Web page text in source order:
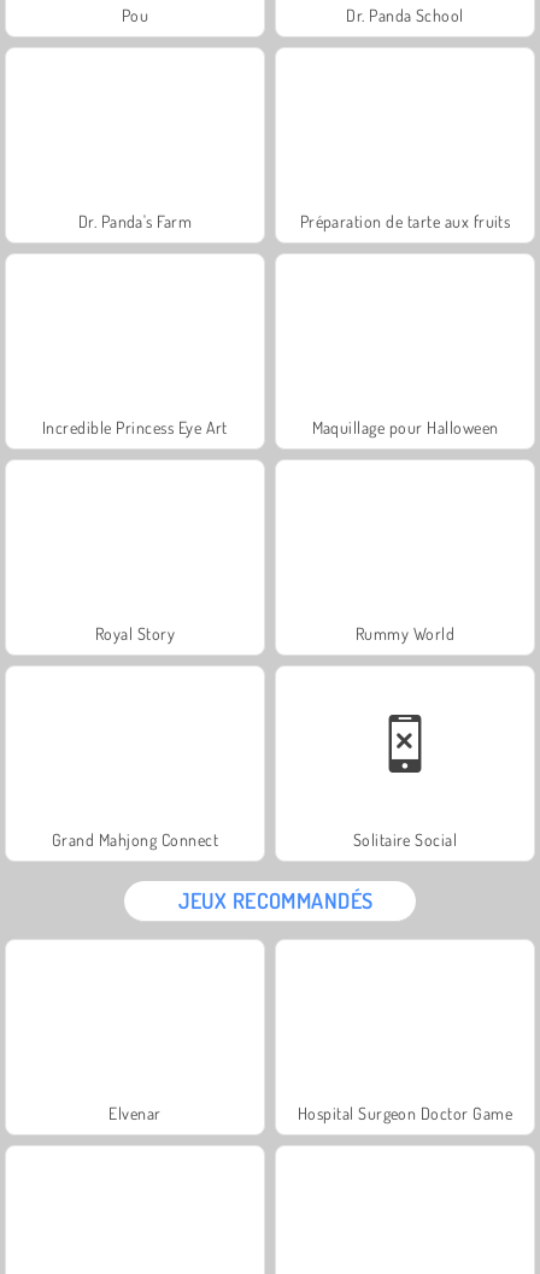
Pou Dr. Panda School
Dr. Panda's Farm Préparation de tarte aux fruits
Incredible Princess Eye Art Maquillage pour Halloween
Royal Story Rummy World
Grand Mahjong Connect Solitaire Social
JEUX RECOMMANDÉS
Elvenar Hospital Surgeon Doctor Game